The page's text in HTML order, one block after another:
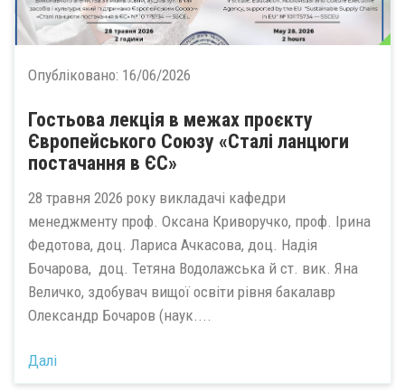
Опубліковано: 16/06/2026
Гостьова лекція в межах проєкту
Європейського Союзу «Сталі ланцюги
постачання в ЄС»
28 травня 2026 року викладачі кафедри
менеджменту проф. Оксана Криворучко, проф. Ірина
Федотова, доц. Лариса Ачкасова, доц. Надія
Бочарова, доц. Тетяна Водолажська й ст. вик. Яна
Величко, здобувач вищої освіти рівня бакалавр
Олександр Бочаров (наук....
Далі